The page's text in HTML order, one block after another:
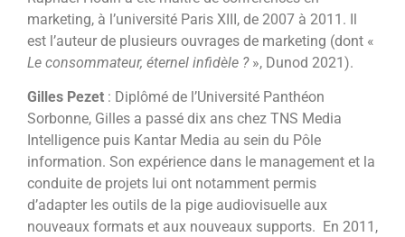
marketing, à l’université Paris XIII, de 2007 à 2011. Il
est l’auteur de plusieurs ouvrages de marketing (dont «
Le consommateur, éternel infidèle ?», Dunod 2021).
Gilles Pezet : Diplômé de l’Université Panthéon
Sorbonne, Gilles a passé dix ans chez TNS Media
Intelligence puis Kantar Media au sein du Pôle
information. Son expérience dans le management et la
conduite de projets lui ont notamment permis
d’adapter les outils de la pige audiovisuelle aux
nouveaux formats et aux nouveaux supports. En 2011,